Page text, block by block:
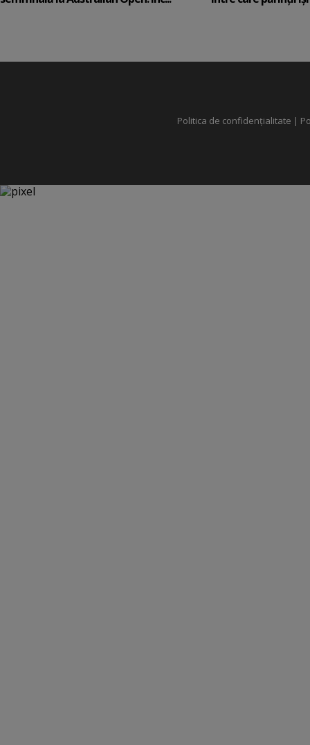
Politica de confidențialitate |